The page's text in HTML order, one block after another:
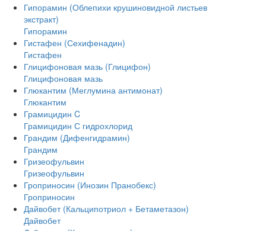
Гипорамин (Облепихи крушиновидной листьев
экстракт)
Гипорамин
Гистафен (Сехифенадин)
Гистафен
Глицифоновая мазь (Глицифон)
Глицифоновая мазь
Глюкантим (Меглумина антимонат)
Глюкантим
Грамицидин C
Грамицидин С гидрохлорид
Грандим (Дифенгидрамин)
Грандим
Гризеофульвин
Гризеофульвин
Гроприносин (Инозин Пранобекс)
Гроприносин
Дайвобет (Кальципотриол + Бетаметазон)
Дайвобет